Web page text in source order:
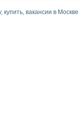
вакансии в Москве